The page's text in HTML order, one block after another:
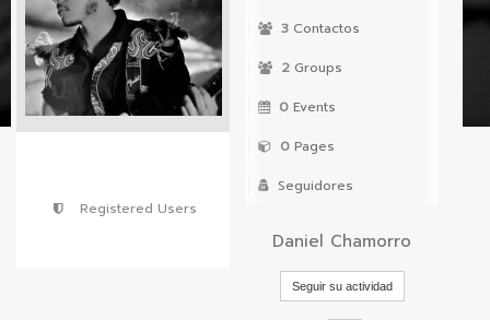
Tools
VKTV
vLearn
vKonnect
Registered Users
3 Contactos
2 Groups
0 Events
0 Pages
Seguidores
Daniel Chamorro
Seguir su actividad